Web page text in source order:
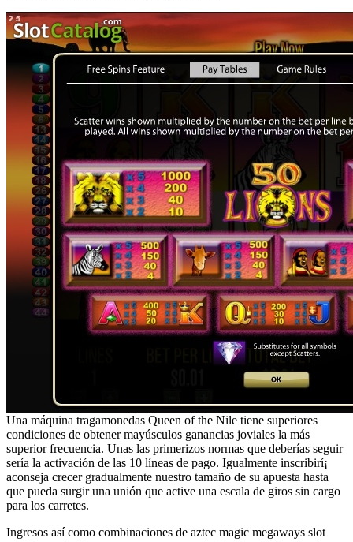
Una máquina tragamonedas Queen of the Nile tiene superiores
condiciones de obtener mayúsculos ganancias joviales la más
superior frecuencia. Unas las primerizos normas que deberías seguir
serí­a la activación de las 10 líneas de pago. Igualmente inscribirí¡
aconseja crecer gradualmente nuestro tamaño de su apuesta hasta
que pueda surgir una unión que active una escala de giros sin cargo
para los carretes.
Ingresos así­ como combinaciones de aztec magic megaways slot